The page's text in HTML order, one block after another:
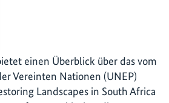
einen Überblick über das vom
Vereinten Nationen (UNEP)
Landscapes in South Africa